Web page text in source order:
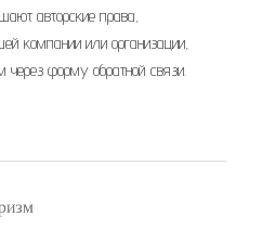
авторские права,
компании или организации,
форму обратной связи.